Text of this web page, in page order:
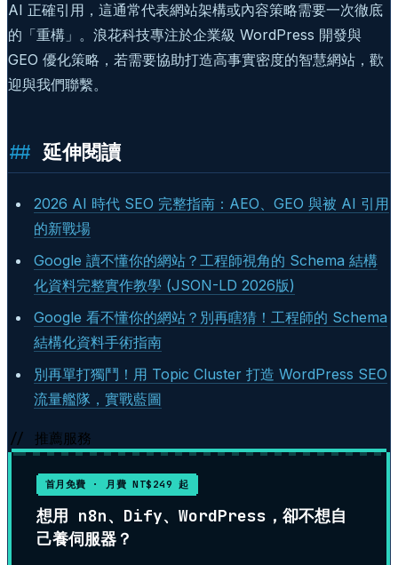
AI 正確引用，這通常代表網站架構或內容策略需要一次徹底
的「重構」。浪花科技專注於企業級 WordPress 開發與
GEO 優化策略，若需要協助打造高事實密度的智慧網站，歡
迎與我們聯繫。
延伸閱讀
2026 AI 時代 SEO 完整指南：AEO、GEO 與被 AI 引用
的新戰場
Google 讀不懂你的網站？工程師視角的 Schema 結構
化資料完整實作教學 (JSON-LD 2026版)
Google 看不懂你的網站？別再瞎猜！工程師的 Schema
結構化資料手術指南
別再單打獨鬥！用 Topic Cluster 打造 WordPress SEO
流量艦隊，實戰藍圖
// 推薦服務
首月免費 · 月費 NT$249 起
想用 n8n、Dify、WordPress，卻不想自
己養伺服器？